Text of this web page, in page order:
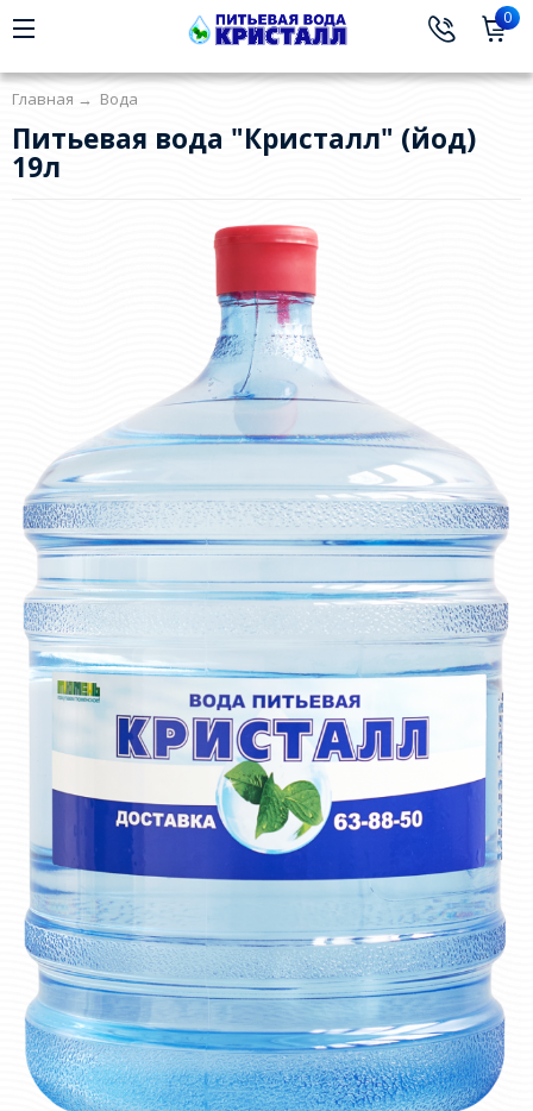
0
Главная → Вода
Питьевая вода "Кристалл" (йод)
19л